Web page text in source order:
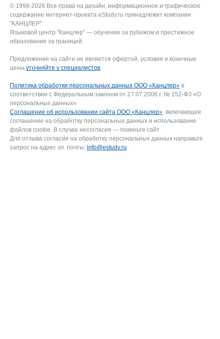
© 1998-2026 Все права на дизайн, информационное и графическое
содержание интернет-проекта eStudy.ru принадлежит компании
"КАНЦЛЕР".
Языковой центр "Канцлер" — обучение за рубежом и престижное
образование за границей.
Предложение на сайте не является офертой, условия и конечные
цены уточняйте у специалистов
Политика обработки персональных данных ООО «Канцлер» в
соответствии с Федеральным законом от 27.07.2006 г. № 152-ФЗ «О
персональных данных».
Соглашение об использовании сайта ООО «Канцлер» , включающее
соглашение на обработку персональных данных и использование
файлов cookie. В случае несогласия — покиньте сайт.
Для отзыва согласия на обработку персональных данных направьте
запрос на адрес эл. почты: info@estudy.ru